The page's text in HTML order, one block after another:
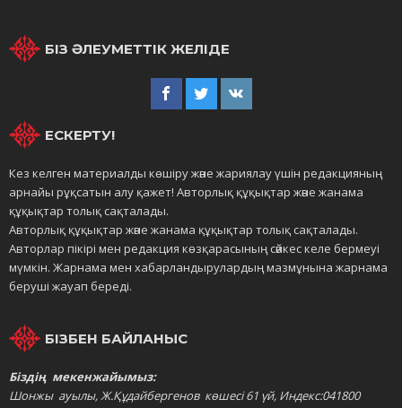
БІЗ ӘЛЕУМЕТТІК ЖЕЛІДЕ
ЕСКЕРТУ!
Кез келген материалды көшіру және жариялау үшін редакцияның
арнайы рұқсатын алу қажет! Авторлық құқықтар және жанама
құқықтар толық сақталады.
Авторлық құқықтар және жанама құқықтар толық сақталады.
Авторлар пікірі мен редакция көзқарасының сәйкес келе бермеуі
мүмкін. Жарнама мен хабарландырулардың мазмұнына жарнама
беруші жауап береді.
БІЗБЕН БАЙЛАНЫС
Біздің мекенжайымыз:
Шонжы ауылы, Ж.Құдайбергенов көшесі 61 үй, Индекс:041800